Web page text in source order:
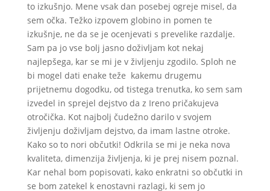
to izkušnjo. Mene vsak dan posebej ogreje misel, da
sem očka. Težko izpovem globino in pomen te
izkušnje, ne da se je ocenjevati s prevelike razdalje.
Sam pa jo vse bolj jasno doživljam kot nekaj
najlepšega, kar se mi je v življenju zgodilo. Sploh ne
bi mogel dati enake teže kakemu drugemu
prijetnemu dogodku, od tistega trenutka, ko sem sam
izvedel in sprejel dejstvo da z Ireno pričakujeva
otročička. Kot najbolj čudežno darilo v svojem
življenju doživljam dejstvo, da imam lastne otroke.
Kako so to nori občutki! Odkrila se mi je neka nova
kvaliteta, dimenzija življenja, ki je prej nisem poznal.
Kar nehal bom popisovati, kako enkratni so občutki in
se bom zatekel k enostavni razlagi, ki sem jo